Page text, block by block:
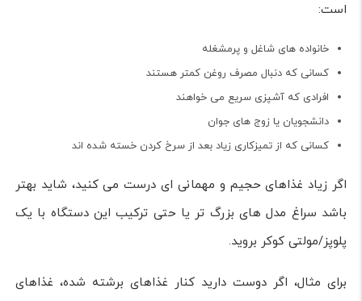
است:
خانواده های شاغل و پرمشغله
کسانی که دنبال مصرف روغن کمتر هستند
افرادی که آشپزی سریع می خواهند
دانشجویان یا زوج های جوان
کسانی که از تمیزکاری زیاد بعد از سرخ کردن خسته شده اند
اگر زیاد غذاهای حجیم و مهمانی ای درست می کنید، شاید بهتر
باشد سراغ مدل های بزرگ تر یا حتی ترکیب این دستگاه با یک
پلوپز/مولتی کوکر بروید.
برای مثال، اگر دوست دارید کنار غذاهای برشته شده، غذاهای